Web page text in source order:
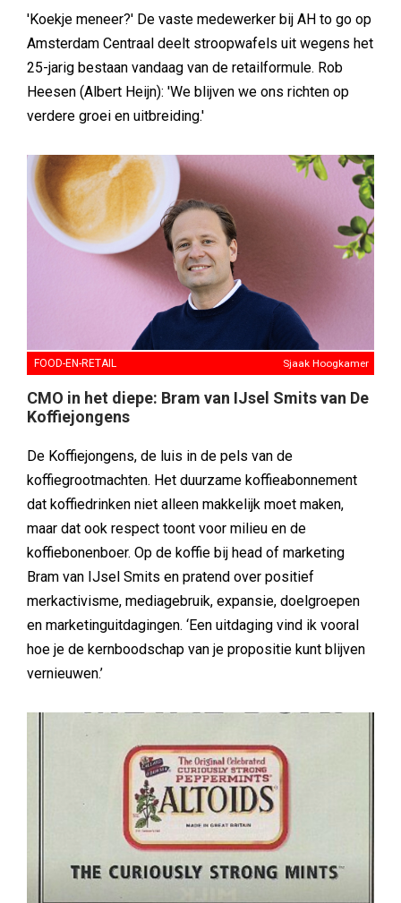
'Koekje meneer?' De vaste medewerker bij AH to go op
Amsterdam Centraal deelt stroopwafels uit wegens het
25-jarig bestaan vandaag van de retailformule. Rob
Heesen (Albert Heijn): 'We blijven we ons richten op
verdere groei en uitbreiding.'
FOOD-EN-RETAIL Sjaak Hoogkamer
CMO in het diepe: Bram van IJsel Smits van De
Koffiejongens
De Koffiejongens, de luis in de pels van de
koffiegrootmachten. Het duurzame koffieabonnement
dat koffiedrinken niet alleen makkelijk moet maken,
maar dat ook respect toont voor milieu en de
koffiebonenboer. Op de koffie bij head of marketing
Bram van IJsel Smits en pratend over positief
merkactivisme, mediagebruik, expansie, doelgroepen
en marketinguitdagingen. ‘Een uitdaging vind ik vooral
hoe je de kernboodschap van je propositie kunt blijven
vernieuwen.’